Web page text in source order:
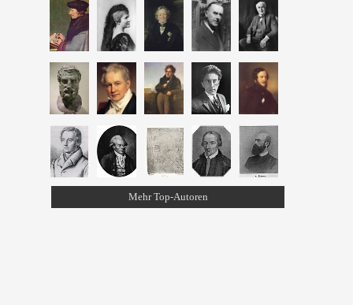
Mehr Top-Autoren